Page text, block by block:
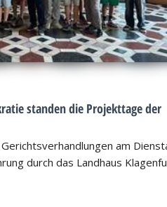
standen die Projekttage der
am
durch das Landhaus